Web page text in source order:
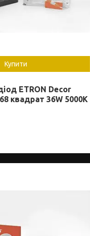
Купити
ETRON Decor
квадрат 36W 5000K